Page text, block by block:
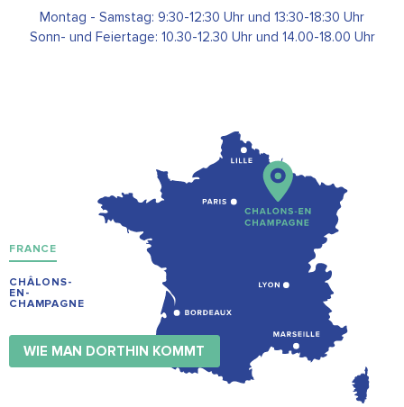
Montag - Samstag: 9:30-12:30 Uhr und 13:30-18:30 Uhr
Sonn- und Feiertage: 10.30-12.30 Uhr und 14.00-18.00 Uhr
FRANCE
CHÂLONS-
EN-
CHAMPAGNE
WIE MAN DORTHIN KOMMT